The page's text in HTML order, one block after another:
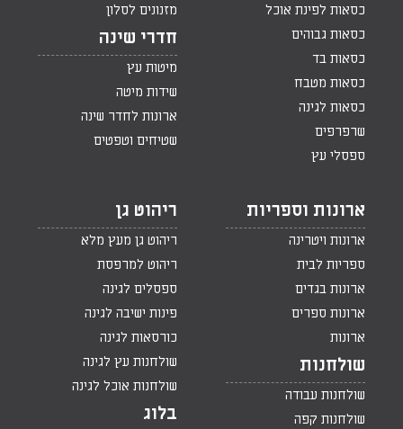
כסאות לפינת אוכל
כסאות גבוהים
כסאות בד
כסאות מטבח
כסאות לגינה
שרפרפים
ספסלי עץ
מזנונים לסלון
חדרי שינה
מיטות עץ
שידות מיטה
ארונות לחדר שינה
שטיחים וטפטים
ארונות וספריות
ארונות ויטרינה
ספריות לבית
ארונות בגדים
ארונות ספרים
ארונות
שולחנות
שולחנות עבודה
שולחנות קפה
ריהוט גן
ריהוט גן מעץ מלא
ריהוט למרפסת
ספסלים לגינה
פינות ישיבה לגינה
כורסאות לגינה
שולחנות עץ לגינה
שולחנות אוכל לגינה
בלוג